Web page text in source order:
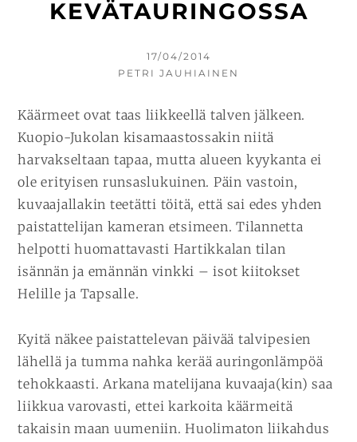
KEVÄTAURINGOSSA
KIRJOITETTU
17/04/2014
KIRJOITTAJA
PETRI JAUHIAINEN
Käärmeet ovat taas liikkeellä talven jälkeen.
Kuopio-Jukolan kisamaastossakin niitä
harvakseltaan tapaa, mutta alueen kyykanta ei
ole erityisen runsaslukuinen. Päin vastoin,
kuvaajallakin teetätti töitä, että sai edes yhden
paistattelijan kameran etsimeen. Tilannetta
helpotti huomattavasti Hartikkalan tilan
isännän ja emännän vinkki – isot kiitokset
Helille ja Tapsalle.
Kyitä näkee paistattelevan päivää talvipesien
lähellä ja tumma nahka kerää auringonlämpöä
tehokkaasti. Arkana matelijana kuvaaja(kin) saa
liikkua varovasti, ettei karkoita käärmeitä
takaisin maan uumeniin. Huolimaton liikahdus